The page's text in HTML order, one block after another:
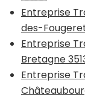
Entreprise
des-
Entreprise
Bretagne
Entreprise